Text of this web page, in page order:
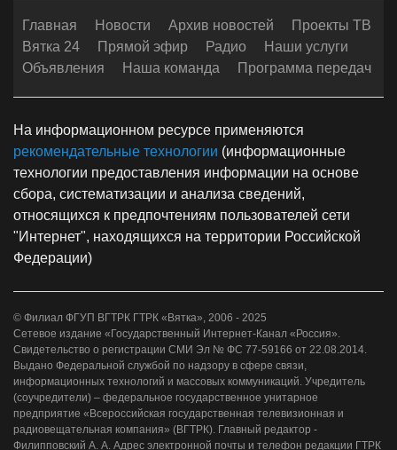
Главная Новости Архив новостей
Проекты ТВ
Вятка 24
Прямой эфир Радио
Наши услуги
Объявления
Наша команда Программа передач
На информационном ресурсе применяются
рекомендательные технологии (информационные
технологии предоставления информации на основе
сбора, систематизации и анализа сведений,
относящихся к предпочтениям пользователей сети
"Интернет", находящихся на территории Российской
Федерации)
© Филиал ФГУП ВГТРК ГТРК «Вятка», 2006 - 2025
Сетевое издание «Государственный Интернет-Канал «Россия».
Свидетельство о регистрации СМИ Эл № ФС 77-59166 от 22.08.2014.
Выдано Федеральной службой по надзору в сфере связи,
информационных технологий и массовых коммуникаций. Учредитель
(соучредители) – федеральное государственное унитарное
предприятие «Всероссийская государственная телевизионная и
радиовещательная компания» (ВГТРК). Главный редактор -
Филипповский А. А. Адрес электронной почты и телефон редакции ГТРК